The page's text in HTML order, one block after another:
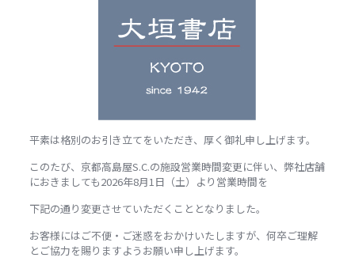
平素は格別のお引き立てをいただき、厚く御礼申し上げます。
このたび、京都高島屋S.C.の施設営業時間変更に伴い、弊社店舗
におきましても2026年8月1日（土）より営業時間を
下記の通り変更させていただくこととなりました。
お客様にはご不便・ご迷惑をおかけいたしますが、何卒ご理解
とご協力を賜りますようお願い申し上げます。